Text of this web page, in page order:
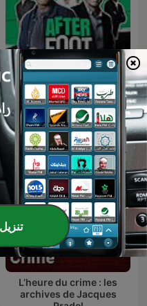
L'After Foot
L’heure du crime : les
archives de Jacques